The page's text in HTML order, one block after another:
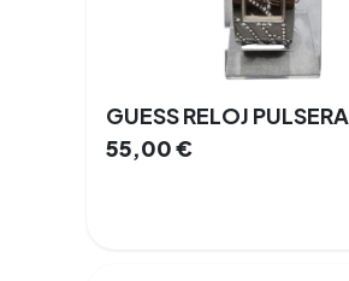
GUESS RELOJ PULSERA
55,00€